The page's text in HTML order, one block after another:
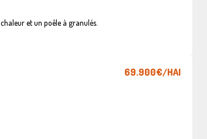
et un poêle à granulés.
69.900€/HAI